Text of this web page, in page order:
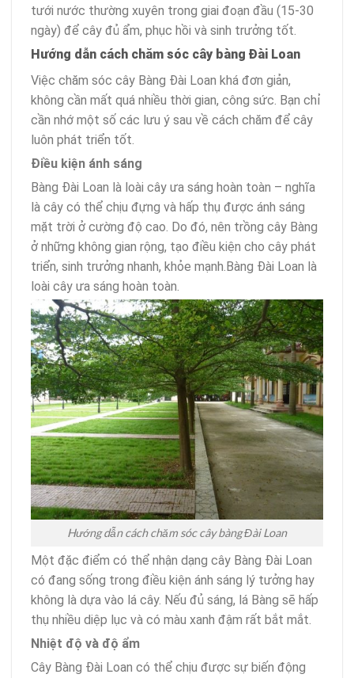
tưới nước thường xuyên trong giai đoạn đầu (15-30
ngày) để cây đủ ẩm, phục hồi và sinh trưởng tốt.
Hướng dẫn cách chăm sóc cây bàng Đài Loan
Việc chăm sóc cây Bàng Đài Loan khá đơn giản,
không cần mất quá nhiều thời gian, công sức. Bạn chỉ
cần nhớ một số các lưu ý sau về cách chăm để cây
luôn phát triển tốt.
Điều kiện ánh sáng
Bàng Đài Loan là loài cây ưa sáng hoàn toàn – nghĩa
là cây có thể chịu đựng và hấp thụ được ánh sáng
mặt trời ở cường độ cao. Do đó, nên trồng cây Bàng
ở những không gian rộng, tạo điều kiện cho cây phát
triển, sinh trưởng nhanh, khỏe mạnh.Bàng Đài Loan là
loài cây ưa sáng hoàn toàn.
Hướng dẫn cách chăm sóc cây bàng Đài Loan
Một đặc điểm có thể nhận dạng cây Bàng Đài Loan
có đang sống trong điều kiện ánh sáng lý tưởng hay
không là dựa vào lá cây. Nếu đủ sáng, lá Bàng sẽ hấp
thụ nhiều diệp lục và có màu xanh đậm rất bắt mắt.
Nhiệt độ và độ ẩm
Cây Bàng Đài Loan có thể chịu được sự biến động